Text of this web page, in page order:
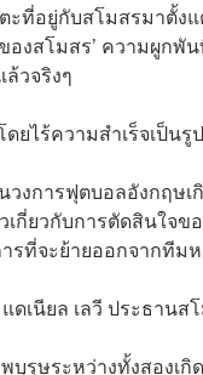
ะที่อยู่กับสโมสรมาตั้งแ
งสโมสร’ ความผูกพั
ล้วจริงๆ
ดยไร้ความสำเร็จเป็น
วงการฟุตบอลอังกฤษ
เกี่ยวกับการตัดสินใจ
รที่จะย้ายออกจากทีม
ดเนียล เลวี ประธาน
รุษระหว่างทั้งสองเกิ